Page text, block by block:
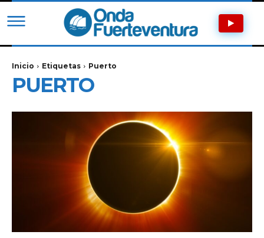
Inicio Etiquetas Puerto
PUERTO